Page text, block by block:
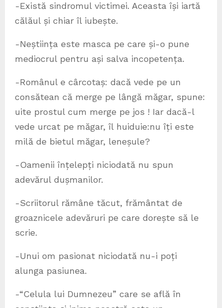
-Există sindromul victimei. Aceasta își iartă
călăul și chiar îl iubește.
-Neștiința este masca pe care și-o pune
mediocrul pentru ași salva incopetența.
-Românul e cârcotaș: dacă vede pe un
consătean că merge pe lângă măgar, spune:
uite prostul cum merge pe jos ! Iar dacă-l
vede urcat pe măgar, îl huiduie:nu îți este
milă de bietul măgar, leneșule?
-Oamenii înțelepți niciodată nu spun
adevărul dușmanilor.
-Scriitorul rămâne tăcut, frământat de
groaznicele adevăruri pe care dorește să le
scrie.
-Unui om pasionat niciodată nu-i poți
alunga pasiunea.
-“Celula lui Dumnezeu” care se află în